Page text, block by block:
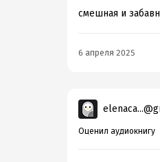
смешная и
6 апреля 2025
Оценил аудиокнигу